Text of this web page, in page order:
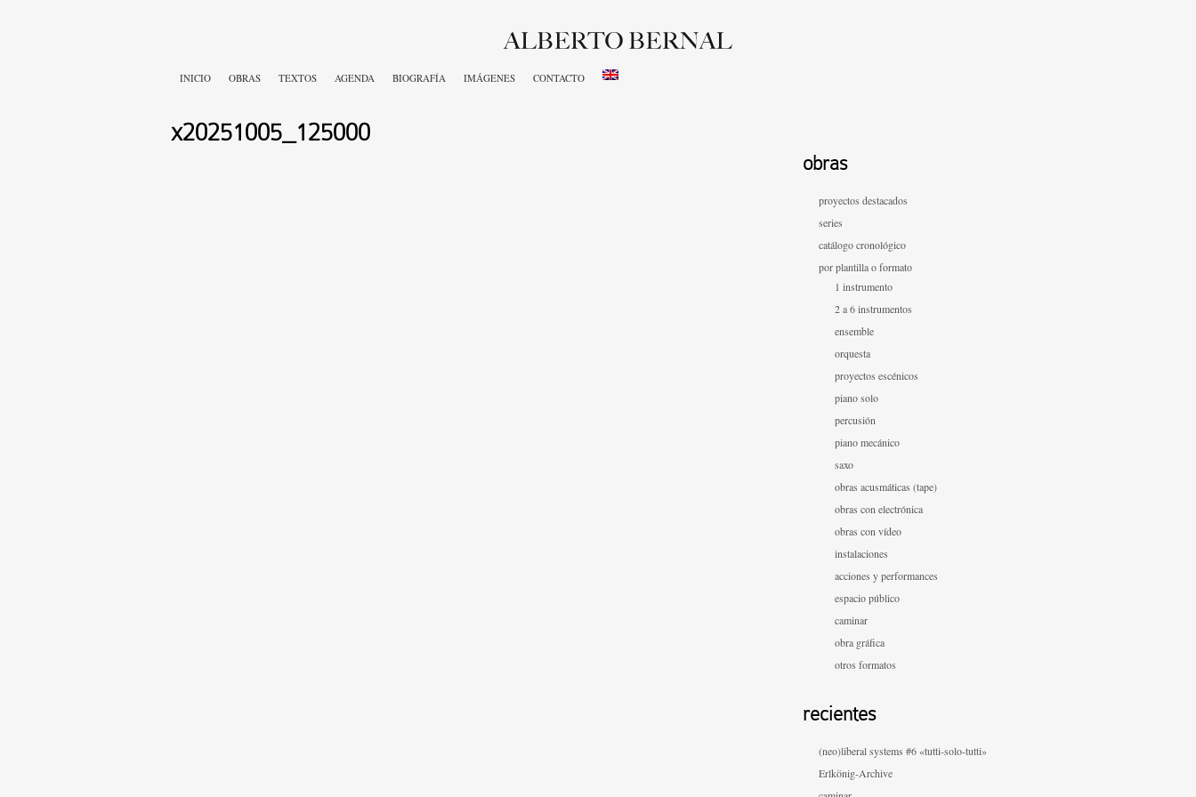
INICIO OBRAS TEXTOS AGENDA BIOGRAFÍA IMÁGENES CONTACTO
x20251005_125000
obras
proyectos destacados
series
catálogo cronológico
por plantilla o formato
1 instrumento
2 a 6 instrumentos
ensemble
orquesta
proyectos escénicos
piano solo
percusión
piano mecánico
saxo
obras acusmáticas (tape)
obras con electrónica
obras con vídeo
instalaciones
acciones y performances
espacio público
caminar
obra gráfica
otros formatos
recientes
(neo)liberal systems #6 «tutti-solo-tutti»
Erlkönig-Archive